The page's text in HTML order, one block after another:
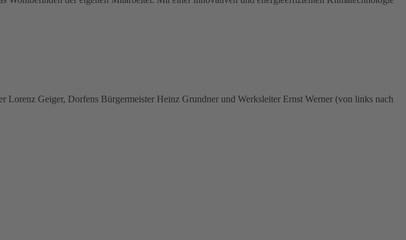
Geiger, Dorfens Bürgermeister Heinz Grundner und Werksleiter Ernst Werner (von links nach